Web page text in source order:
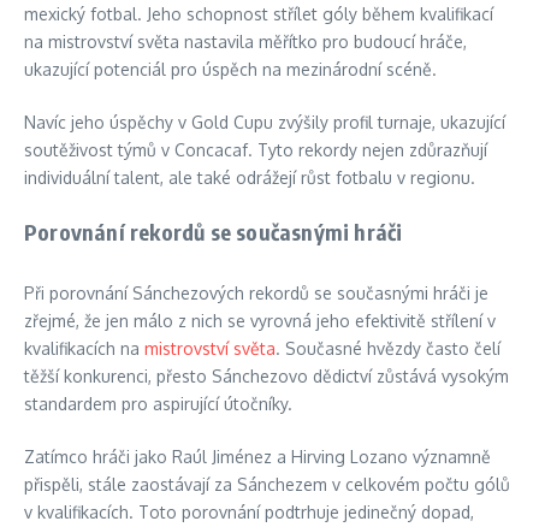
mexický fotbal. Jeho schopnost střílet góly během kvalifikací
na mistrovství světa nastavila měřítko pro budoucí hráče,
ukazující potenciál pro úspěch na mezinárodní scéně.
Navíc jeho úspěchy v Gold Cupu zvýšily profil turnaje, ukazující
soutěživost týmů v Concacaf. Tyto rekordy nejen zdůrazňují
individuální talent, ale také odrážejí růst fotbalu v regionu.
Porovnání rekordů se současnými hráči
Při porovnání Sánchezových rekordů se současnými hráči je
zřejmé, že jen málo z nich se vyrovná jeho efektivitě střílení v
kvalifikacích na mistrovství světa. Současné hvězdy často čelí
těžší konkurenci, přesto Sánchezovo dědictví zůstává vysokým
standardem pro aspirující útočníky.
Zatímco hráči jako Raúl Jiménez a Hirving Lozano významně
přispěli, stále zaostávají za Sánchezem v celkovém počtu gólů
v kvalifikacích. Toto porovnání podtrhuje jedinečný dopad,